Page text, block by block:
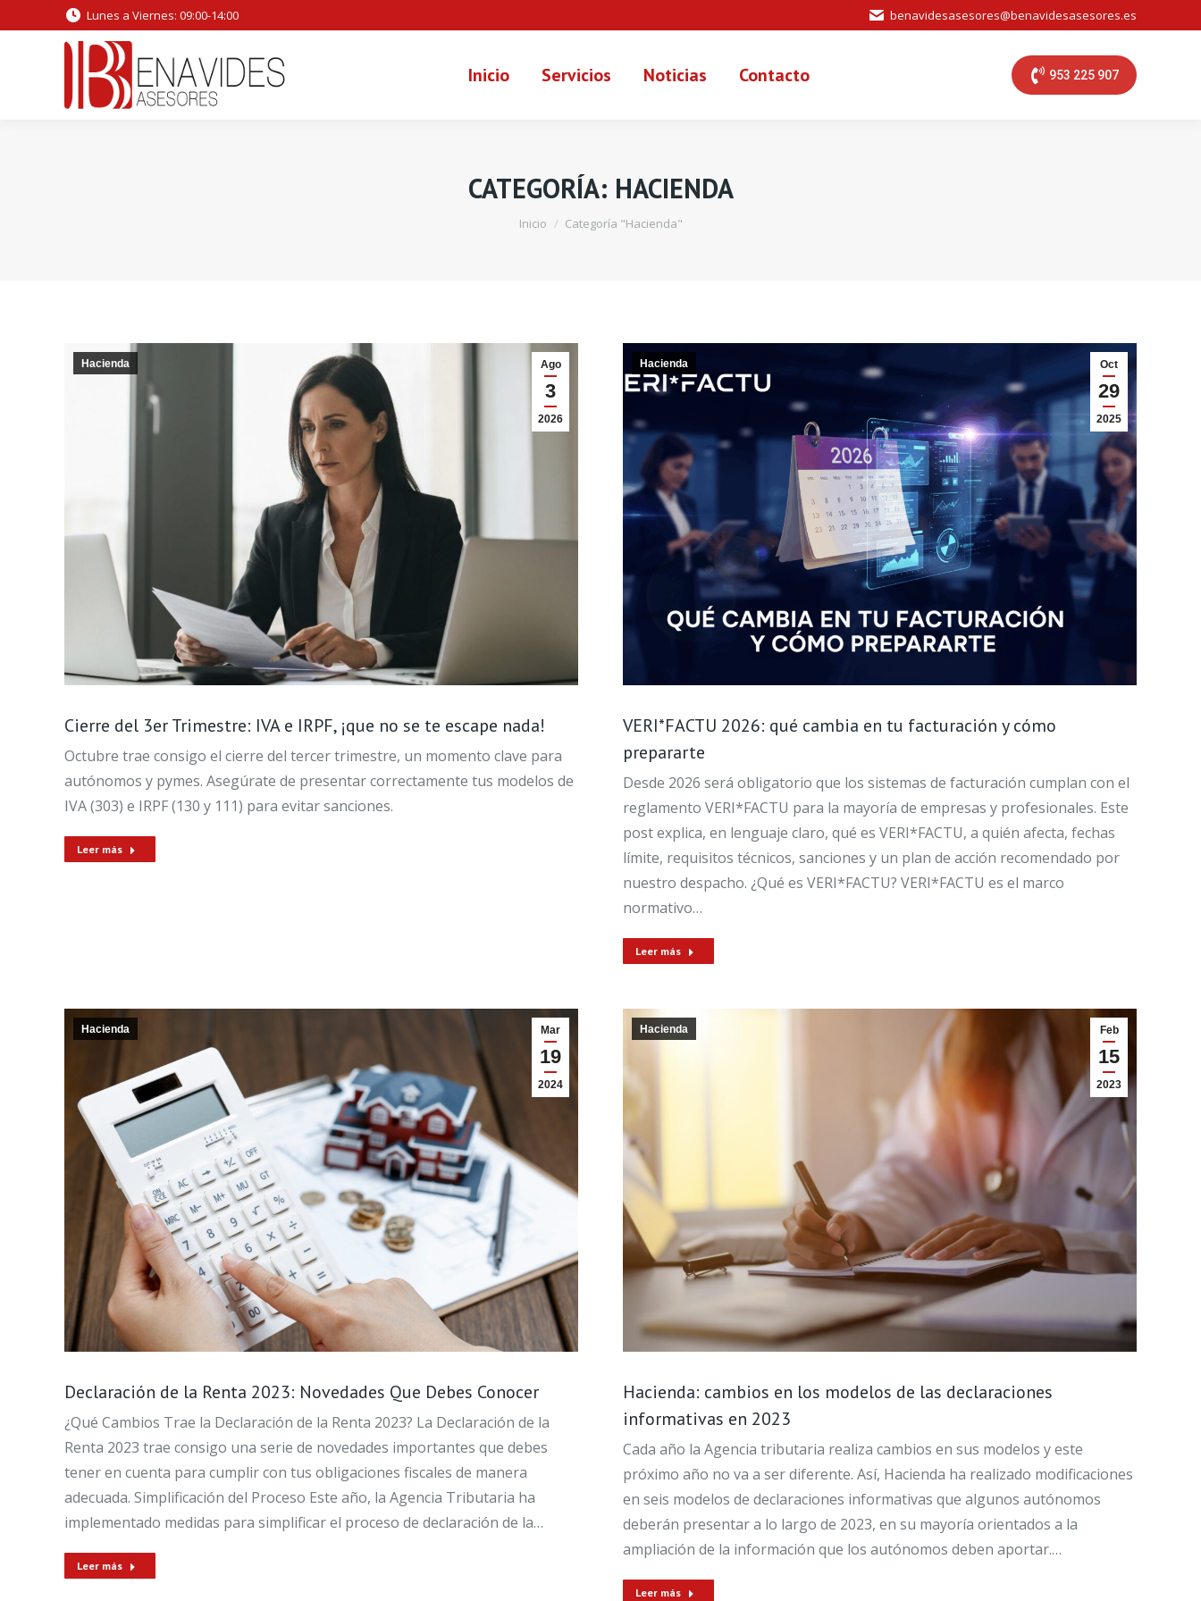
Lunes a Viernes: 09:00-14:00 benavidesasesores@benavidesasesores.es
Inicio Servicios Noticias Contacto 953 225 907
CATEGORÍA: HACIENDA
Estás aquí:
Inicio Categoría "Hacienda"
Ago
3
2026
Hacienda
Cierre del 3er Trimestre: IVA e IRPF, ¡que no se te escape nada!
Octubre trae consigo el cierre del tercer trimestre, un momento clave para
autónomos y pymes. Asegúrate de presentar correctamente tus modelos de
IVA (303) e IRPF (130 y 111) para evitar sanciones.
Leer más
Oct
29
2025
Hacienda
VERI*FACTU 2026: qué cambia en tu facturación y cómo
prepararte
Desde 2026 será obligatorio que los sistemas de facturación cumplan con el
reglamento VERI*FACTU para la mayoría de empresas y profesionales. Este
post explica, en lenguaje claro, qué es VERI*FACTU, a quién afecta, fechas
límite, requisitos técnicos, sanciones y un plan de acción recomendado por
nuestro despacho. ¿Qué es VERI*FACTU? VERI*FACTU es el marco
normativo…
Leer más
Mar
19
2024
Hacienda
Declaración de la Renta 2023: Novedades Que Debes Conocer
¿Qué Cambios Trae la Declaración de la Renta 2023? La Declaración de la
Renta 2023 trae consigo una serie de novedades importantes que debes
tener en cuenta para cumplir con tus obligaciones fiscales de manera
adecuada. Simplificación del Proceso Este año, la Agencia Tributaria ha
implementado medidas para simplificar el proceso de declaración de la…
Leer más
Feb
15
2023
Hacienda
Hacienda: cambios en los modelos de las declaraciones
informativas en 2023
Cada año la Agencia tributaria realiza cambios en sus modelos y este
próximo año no va a ser diferente. Así, Hacienda ha realizado modificaciones
en seis modelos de declaraciones informativas que algunos autónomos
deberán presentar a lo largo de 2023, en su mayoría orientados a la
ampliación de la información que los autónomos deben aportar.…
Leer más